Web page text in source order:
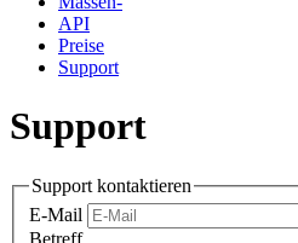
API
Preise
Support
Support
Support kontaktieren
E-Mail